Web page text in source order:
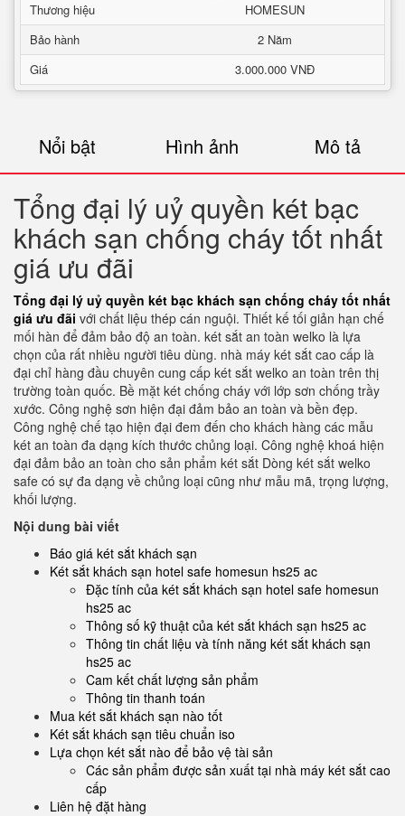
Thương hiệu
HOMESUN
Bảo hành
2 Năm
Giá
3.000.000 VNĐ
Nổi bật Hình ảnh Mô tả
Tổng đại lý uỷ quyền két bạc
khách sạn chống cháy tốt nhất
giá ưu đãi
Tổng đại lý uỷ quyền két bạc khách sạn chống cháy tốt nhất
giá ưu đãi với chất liệu thép cán nguội. Thiết kế tối giản hạn chế
mối hàn để đảm bảo độ an toàn. két sắt an toàn welko là lựa
chọn của rất nhiều người tiêu dùng. nhà máy két sắt cao cấp là
đại chỉ hàng đầu chuyên cung cấp két sắt welko an toàn trên thị
trường toàn quốc. Bề mặt két chống cháy với lớp sơn chống trầy
xước. Công nghệ sơn hiện đại đảm bảo an toàn và bền đẹp.
Công nghệ chế tạo hiện đại đem đến cho khách hàng các mẫu
két an toàn đa dạng kích thước chủng loại. Công nghệ khoá hiện
đại đảm bảo an toàn cho sản phẩm két sắt Dòng két sắt welko
safe có sự đa dạng về chủng loại cũng như mẫu mã, trọng lượng,
khối lượng.
Nội dung bài viết
Báo giá két sắt khách sạn
Két sắt khách sạn hotel safe homesun hs25 ac
Đặc tính của két sắt khách sạn hotel safe homesun
hs25 ac
Thông số kỹ thuật của két sắt khách sạn hs25 ac
Thông tin chất liệu và tính năng két sắt khách sạn
hs25 ac
Cam kết chất lượng sản phẩm
Thông tin thanh toán
Mua két sắt khách sạn nào tốt
Két sắt khách sạn tiêu chuẩn iso
Lựa chọn két sắt nào để bảo vệ tài sản
Các sản phẩm được sản xuất tại nhà máy két sắt cao
cấp
Liên hệ đặt hàng